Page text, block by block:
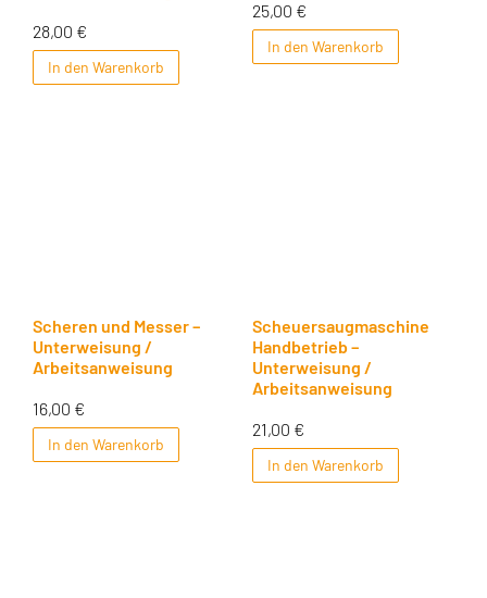
28,00 €
In den Warenkorb
25,00 €
In den Warenkorb
Scheren und Messer –
Unterweisung /
Arbeitsanweisung
16,00 €
In den Warenkorb
Scheuersaugmaschine
Handbetrieb –
Unterweisung /
Arbeitsanweisung
21,00 €
In den Warenkorb